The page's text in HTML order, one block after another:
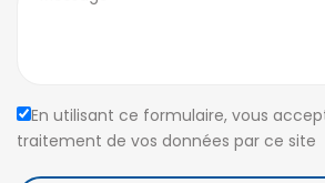
En utilisant ce formulaire, vous
traitement de vos données par ce site